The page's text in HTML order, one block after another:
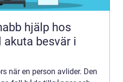
hjälp hos
besvär i
när en person avlider. Den